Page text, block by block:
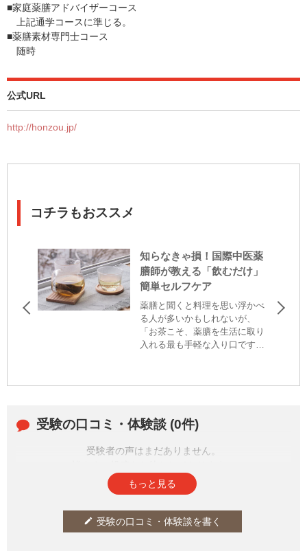
■家庭薬膳アドバイザーコース
上記通学コースに準じる。
■薬膳素材専門士コース
随時
公式URL
http://honzou.jp/
コチラもおススメ
知らなきゃ損！国際中医薬
膳師が教える「飲むだけ」
簡単セルフケア
薬膳と聞くと料理を思い浮かべ
る人が多いかもしれないが、
「お茶こそ、薬膳を生活に取り
入れる最も手軽な入り口です」
は、さとうさんおススメの3種の
で、「薬膳は面倒そう……」と
受験の口コミ・体験談 (0件)
受験者の声はまだありません。
もっと見る
edit 受験の口コミ・体験談を書く